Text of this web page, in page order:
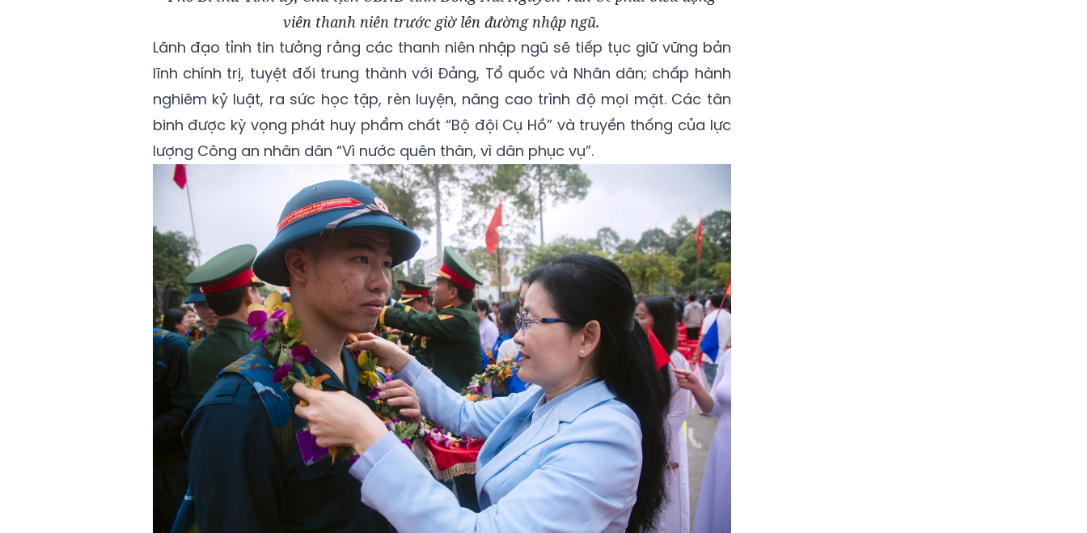
viên thanh niên trước giờ lên đường nhập ngũ.
Lãnh đạo tỉnh tin tưởng rằng các thanh niên nhập ngũ sẽ tiếp tục giữ vững bản
lĩnh chính trị, tuyệt đối trung thành với Đảng, Tổ quốc và Nhân dân; chấp hành
nghiêm kỷ luật, ra sức học tập, rèn luyện, nâng cao trình độ mọi mặt. Các tân
binh được kỳ vọng phát huy phẩm chất “Bộ đội Cụ Hồ” và truyền thống của lực
lượng Công an nhân dân “Vì nước quên thân, vì dân phục vụ”.